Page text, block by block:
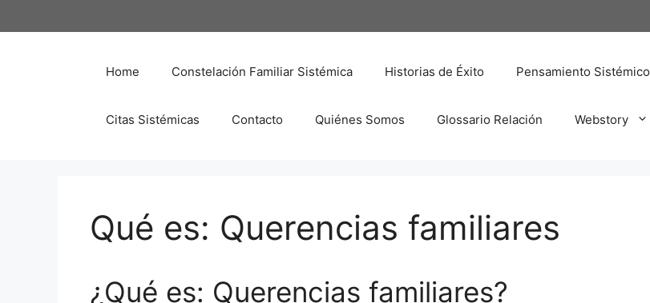
al
Home Constelación Familiar Sistémica Historias de Éxito Pensamiento Sistémico
Citas Sistémicas Contacto Quiénes Somos Glossario Relación Webstory
Qué es: Querencias familiares
¿Qué es: Querencias familiares?